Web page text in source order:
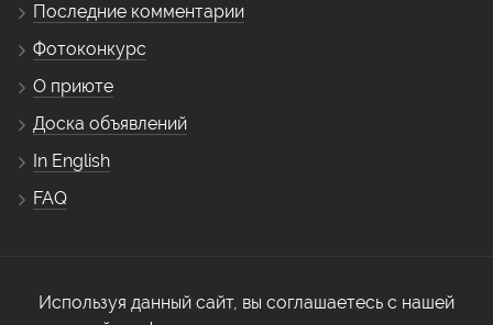
Последние комментарии
Фотоконкурс
О приюте
Доска объявлений
In English
FAQ
Используя данный сайт, вы соглашаетесь с нашей